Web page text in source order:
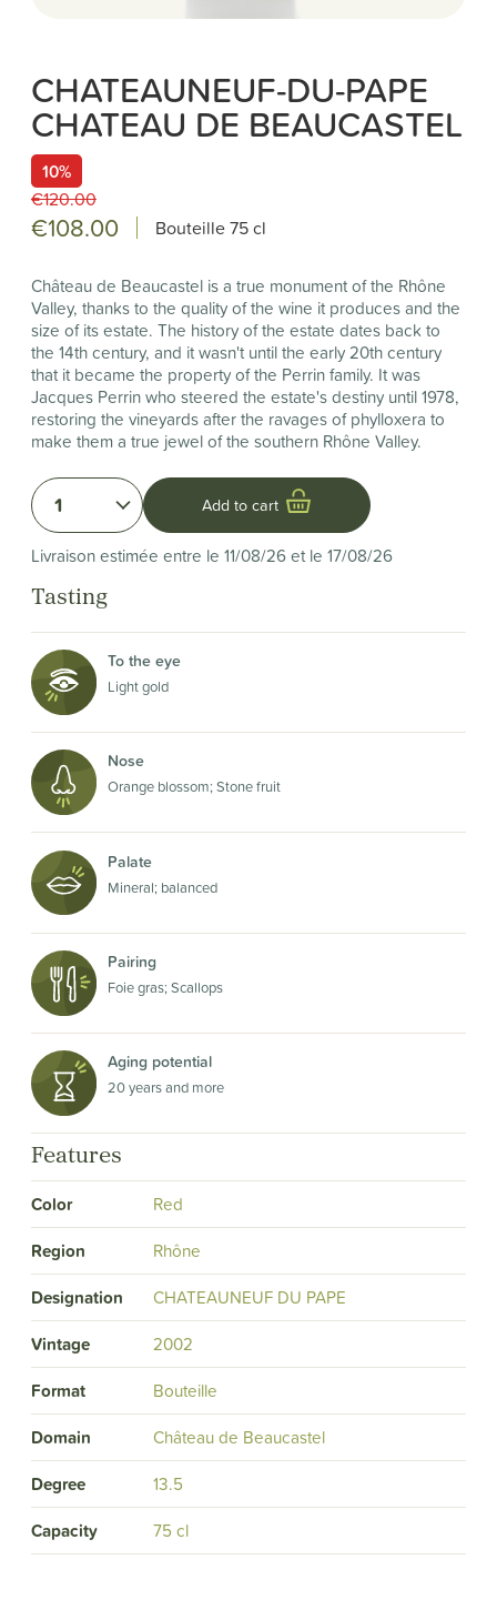
CHATEAUNEUF-DU-PAPE
CHATEAU DE BEAUCASTEL
10%
€120.00
€108.00 Bouteille75 cl
Château de Beaucastel is a true monument of the Rhône
Valley, thanks to the quality of the wine it produces and the
size of its estate. The history of the estate dates back to
the 14th century, and it wasn't until the early 20th century
that it became the property of the Perrin family. It was
Jacques Perrin who steered the estate's destiny until 1978,
restoring the vineyards after the ravages of phylloxera to
make them a true jewel of the southern Rhône Valley.
1 Add to cart
Livraison estimée entre le 11/08/26 et le 17/08/26
Tasting
To the eye
Light gold
Nose
Orange blossom; Stone fruit
Palate
Mineral; balanced
Pairing
Foie gras; Scallops
Aging potential
20 years and more
Features
Color
Red
Region
Rhône
Designation
CHATEAUNEUF DU PAPE
Vintage
2002
Format
Bouteille
Domain
Château de Beaucastel
Degree
13.5
Capacity
75 cl